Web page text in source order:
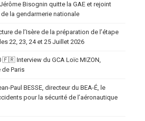
Bisognin quitte la GAE et rejoint
de la gendarmerie nationale
de l’Isère de la préparation de l’étape
22, 23, 24 et 25 Juillet 2026
🇫🇷 Interview du GCA Loïc MIZON,
de Paris
Paul BESSE, directeur du BEA-É, le
pour la sécurité de l’aéronautique